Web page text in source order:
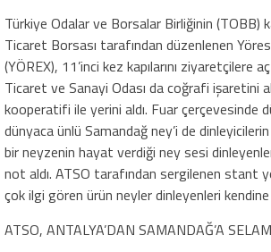
Türkiye Odalar ve Borsalar Birliğinin (TOBB)
Ticaret Borsası tarafından düzenlenen
(YÖREX), 11’inci kez kapılarını ziyaretçilere
Ticaret ve Sanayi Odası da coğrafi işaretini
kooperatifi ile yerini aldı. Fuar çerçevesinde
dünyaca ünlü Samandağ ney’i de dinleyicilerin
bir neyzenin hayat verdiği ney sesi
not aldı. ATSO tarafından sergilenen stant
çok ilgi gören ürün neyler dinleyenleri kendine
ATSO, ANTALYA’DAN SAMANDAĞ’A